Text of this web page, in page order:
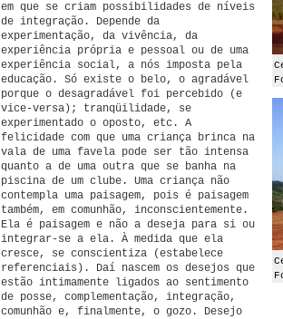
em que se criam possibilidades de níveis
de integração. Depende da
experimentação, da vivência, da
experiência própria e pessoal ou de uma
experiência social, a nós imposta pela
educação. Só existe o belo, o agradável
porque o desagradável foi percebido (e
vice-versa); tranqüilidade, se
experimentado o oposto, etc. A
felicidade com que uma criança brinca na
vala de uma favela pode ser tão intensa
quanto a de uma outra que se banha na
piscina de um clube. Uma criança não
contempla uma paisagem, pois é paisagem
também, em comunhão, inconscientemente.
Ela é paisagem e não a deseja para si ou
integrar-se a ela. À medida que ela
cresce, se conscientiza (estabelece
referenciais). Daí nascem os desejos que
estão intimamente ligados ao sentimento
de posse, complementação, integração,
comunhão e, finalmente, o gozo. Desejo